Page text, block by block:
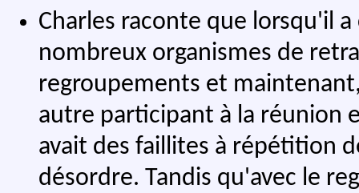
Charles raconte que lorsqu'il
nombreux organismes de
regroupements et
autre participant à la réunion
avait des faillites à répétition
désordre. Tandis qu'avec le